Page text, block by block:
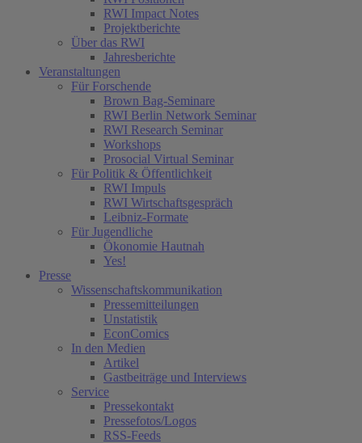
RWI Impact Notes
Projektberichte
Über das RWI
Jahresberichte
Veranstaltungen
Für Forschende
Brown Bag-Seminare
RWI Berlin Network Seminar
RWI Research Seminar
Workshops
Prosocial Virtual Seminar
Für Politik & Öffentlichkeit
RWI Impuls
RWI Wirtschaftsgespräch
Leibniz-Formate
Für Jugendliche
Ökonomie Hautnah
Yes!
Presse
Wissenschaftskommunikation
Pressemitteilungen
Unstatistik
EconComics
In den Medien
Artikel
Gastbeiträge und Interviews
Service
Pressekontakt
Pressefotos/Logos
RSS-Feeds